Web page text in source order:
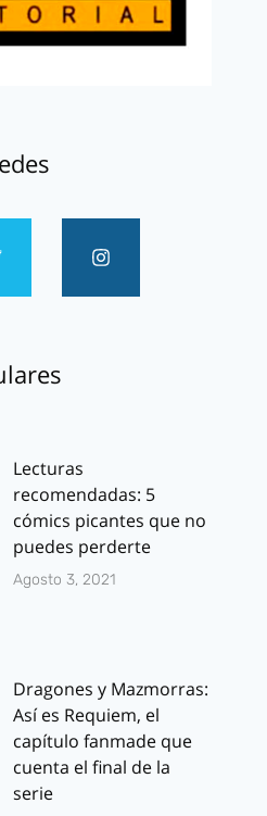
Lecturas
recomendadas: 5
cómics picantes que no
puedes perderte
Agosto 3, 2021
Dragones y Mazmorras:
Así es Requiem, el
capítulo fanmade que
cuenta el final de la
serie